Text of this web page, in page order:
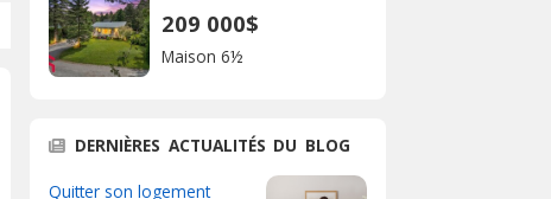
209 000$
Maison 6½
DERNIÈRES ACTUALITÉS DU BLOG
Quitter son logement